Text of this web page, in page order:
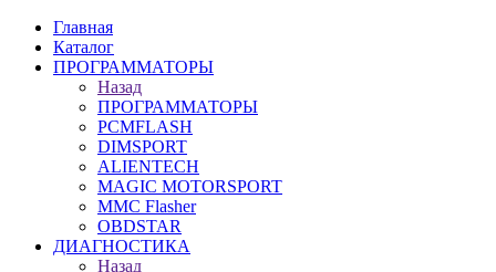
Главная
Каталог
ПРОГРАММАТОРЫ
Назад
ПРОГРАММАТОРЫ
PCMFLASH
DIMSPORT
ALIENTECH
MAGIC MOTORSPORT
MMC Flasher
OBDSTAR
ДИАГНОСТИКА
Назад